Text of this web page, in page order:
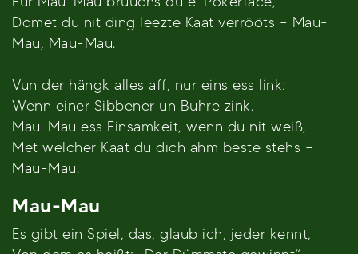
Domet du nit ding leezte Kaat verrööts – Mau-
Mau, Mau-Mau.
Vun der hängk alles aff, nur eins ess link:
Wenn einer Sibbener un Buhre zink.
Mau-Mau ess Einsamkeit, wenn du nit weiß,
Met welcher Kaat du dich ahm beste stehs –
Mau-Mau.
Mau-Mau
Es gibt ein Spiel, das, glaub ich, jeder kennt,